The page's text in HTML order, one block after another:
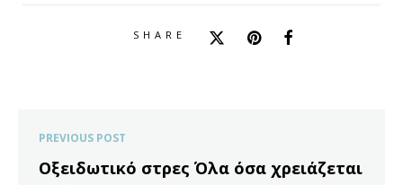
SHARE
PREVIOUS POST
Οξειδωτικό στρες Όλα όσα χρειάζεται